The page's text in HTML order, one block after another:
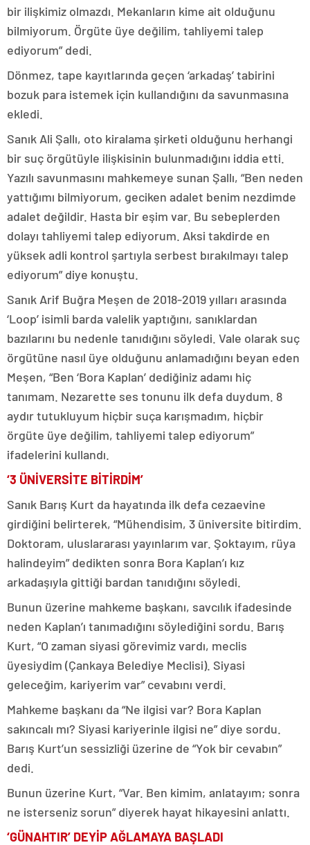
bir ilişkimiz olmazdı. Mekanların kime ait olduğunu
bilmiyorum. Örgüte üye değilim, tahliyemi talep
ediyorum” dedi.
Dönmez, tape kayıtlarında geçen ‘arkadaş’ tabirini
bozuk para istemek için kullandığını da savunmasına
ekledi.
Sanık Ali Şallı, oto kiralama şirketi olduğunu herhangi
bir suç örgütüyle ilişkisinin bulunmadığını iddia etti.
Yazılı savunmasını mahkemeye sunan Şallı, “Ben neden
yattığımı bilmiyorum, geciken adalet benim nezdimde
adalet değildir. Hasta bir eşim var. Bu sebeplerden
dolayı tahliyemi talep ediyorum. Aksi takdirde en
yüksek adli kontrol şartıyla serbest bırakılmayı talep
ediyorum” diye konuştu.
Sanık Arif Buğra Meşen de 2018-2019 yılları arasında
‘Loop’ isimli barda valelik yaptığını, sanıklardan
bazılarını bu nedenle tanıdığını söyledi. Vale olarak suç
örgütüne nasıl üye olduğunu anlamadığını beyan eden
Meşen, “Ben ‘Bora Kaplan’ dediğiniz adamı hiç
tanımam. Nezarette ses tonunu ilk defa duydum. 8
aydır tutukluyum hiçbir suça karışmadım, hiçbir
örgüte üye değilim, tahliyemi talep ediyorum”
ifadelerini kullandı.
‘3 ÜNİVERSİTE BİTİRDİM’
Sanık Barış Kurt da hayatında ilk defa cezaevine
girdiğini belirterek, “Mühendisim, 3 üniversite bitirdim.
Doktoram, uluslararası yayınlarım var. Şoktayım, rüya
halindeyim” dedikten sonra Bora Kaplan’ı kız
arkadaşıyla gittiği bardan tanıdığını söyledi.
Bunun üzerine mahkeme başkanı, savcılık ifadesinde
neden Kaplan’ı tanımadığını söylediğini sordu. Barış
Kurt, “O zaman siyasi görevimiz vardı, meclis
üyesiydim (Çankaya Belediye Meclisi). Siyasi
geleceğim, kariyerim var” cevabını verdi.
Mahkeme başkanı da “Ne ilgisi var? Bora Kaplan
sakıncalı mı? Siyasi kariyerinle ilgisi ne” diye sordu.
Barış Kurt’un sessizliği üzerine de “Yok bir cevabın”
dedi.
Bunun üzerine Kurt, “Var. Ben kimim, anlatayım; sonra
ne isterseniz sorun” diyerek hayat hikayesini anlattı.
‘GÜNAHTIR’ DEYİP AĞLAMAYA BAŞLADI